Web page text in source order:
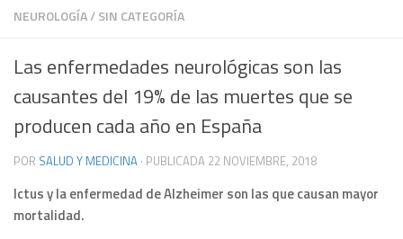
NEUROLOGÍA/SIN CATEGORÍA
Las enfermedades neurológicas son las
causantes del 19% de las muertes que se
producen cada año en España
POR SALUD Y MEDICINA · PUBLICADA 22 NOVIEMBRE, 2018
Ictus y la enfermedad de Alzheimer son las que causan mayor
mortalidad.